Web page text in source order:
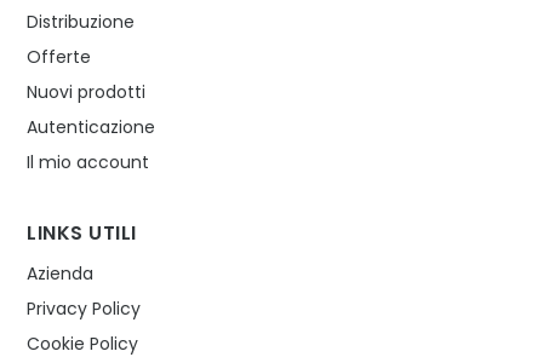
Distribuzione
Offerte
Nuovi prodotti
Autenticazione
Il mio account
LINKS UTILI
Azienda
Privacy Policy
Cookie Policy